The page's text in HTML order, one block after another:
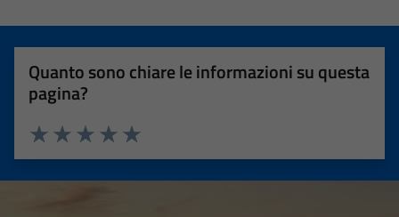
Quanto sono chiare le informazioni su questa
pagina?
Valuta 5 stelle su 5
Valuta 4 stelle su 5
Valuta 3 stelle su 5
Valuta 2 stelle su 5
Valuta 1 stelle su 5